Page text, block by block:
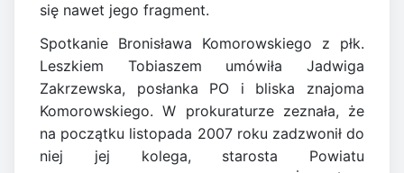
się nawet jego fragment.
Spotkanie Bronisława Komorowskiego z płk.
Leszkiem Tobiaszem umówiła Jadwiga
Zakrzewska, posłanka PO i bliska znajoma
Komorowskiego. W prokuraturze zeznała, że
na początku listopada 2007 roku zadzwonił do
niej jej kolega, starosta Powiatu